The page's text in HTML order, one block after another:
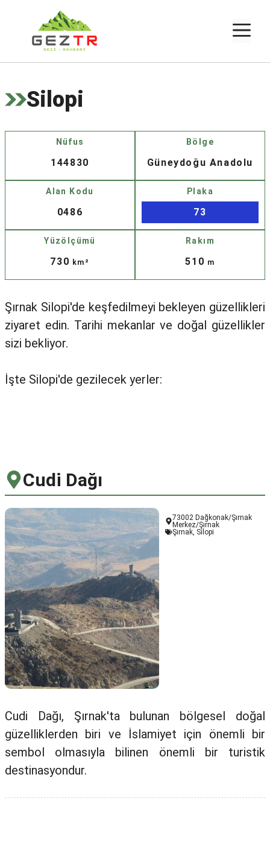
Silopi
Nüfus
144830
Bölge
Güneydoğu Anadolu
Alan Kodu
0486
Plaka
73
Yüzölçümü
730
Rakım
510
Şırnak Silopi'de keşfedilmeyi bekleyen güzellikleri
ziyaret edin. Tarihi mekanlar ve doğal güzellikler
sizi bekliyor.
İşte Silopi'de gezilecek yerler:
Cudi Dağı
73002 Dağkonak/Şırnak
Merkez/Şırnak
Şırnak Silopi
Cudi Dağı, Şırnak'ta bulunan bölgesel doğal
güzelliklerden biri ve İslamiyet için önemli bir
sembol olmasıyla bilinen önemli bir turistik
destinasyondur.